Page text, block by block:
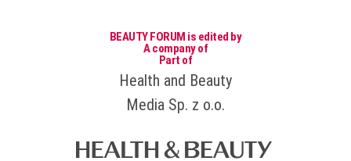
BEAUTY FORUM is edited by
A company of
Part of
Health and Beauty
Media Sp. z o.o.